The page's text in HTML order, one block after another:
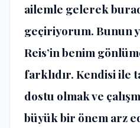
ailemle gelerek
geçiriyorum. Bunun
Reis’in benim
farklıdır. Kendisi ile
dostu olmak ve
büyük bir önem arz